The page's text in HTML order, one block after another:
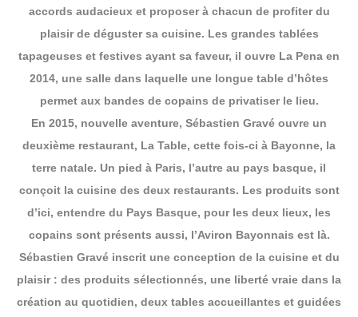
accords audacieux et proposer à chacun de profiter du
plaisir de déguster sa cuisine. Les grandes tablées
tapageuses et festives ayant sa faveur, il ouvre La Pena en
2014, une salle dans laquelle une longue table d’hôtes
permet aux bandes de copains de privatiser le lieu.
En 2015, nouvelle aventure, Sébastien Gravé ouvre un
deuxième restaurant, La Table, cette fois-ci à Bayonne, la
terre natale. Un pied à Paris, l’autre au pays basque, il
conçoit la cuisine des deux restaurants. Les produits sont
d’ici, entendre du Pays Basque, pour les deux lieux, les
copains sont présents aussi, l’Aviron Bayonnais est là.
Sébastien Gravé inscrit une conception de la cuisine et du
plaisir : des produits sélectionnés, une liberté vraie dans la
création au quotidien, deux tables accueillantes et guidées